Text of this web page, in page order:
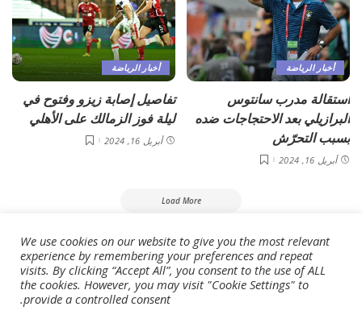
أخبار الرياضة
استقالة مدرب سانتوس
البرازيلي بعد الاحتجاجات ضده
بسبب التحرّش
أبريل 16, 2024
أخبار الرياضة
تفاصيل إصابة زيزو وفتوح في
ليلة فوز الزمالك على الأهلي
أبريل 16, 2024
Load More
فيفو نيوز>
Blog
>أخبار الرياضة>«الأولمبية» و«دولي الخماسي الحديث» يبحثان التعاون
We use cookies on our website to give you the most relevant
experience by remembering your preferences and repeat
visits. By clicking “Accept All”, you consent to the use of ALL
the cookies. However, you may visit "Cookie Settings" to
provide a controlled consent.